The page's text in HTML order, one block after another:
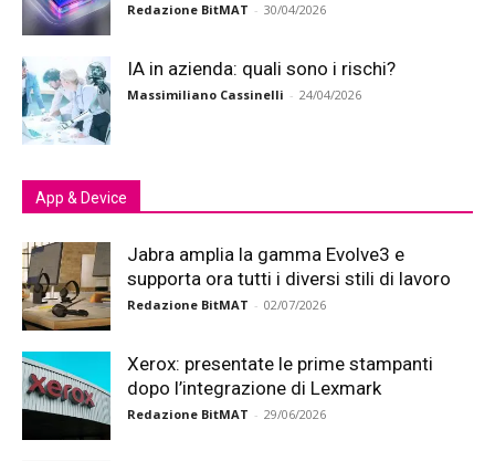
Redazione BitMAT - 30/04/2026
IA in azienda: quali sono i rischi?
Massimiliano Cassinelli - 24/04/2026
App & Device
Jabra amplia la gamma Evolve3 e
supporta ora tutti i diversi stili di lavoro
Redazione BitMAT - 02/07/2026
Xerox: presentate le prime stampanti
dopo l’integrazione di Lexmark
Redazione BitMAT - 29/06/2026